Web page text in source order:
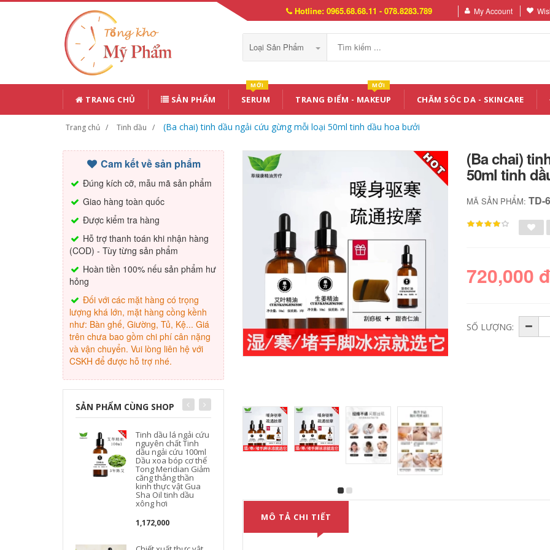
Hotline: 0965.68.68.11 - 078.8283.789 My Account
Loại Sản Phẩm
TRANG CHỦ SẢN PHẨM SERUM
MỚI
TRANG ĐIỂM - MAKEUP
MỚI
CHĂM SÓC DA - SKINCARE
Trang chủ Tinh dầu (Ba chai) tinh dầu ngải cứu gừng mỗi loại 50ml tinh dầu hoa bưởi
Cam kết về sản phẩm
Đúng kích cỡ, mẫu mã sản phẩm
Giao hàng toàn quốc
Được kiểm tra hàng
Hỗ trợ thanh toán khi nhận hàng
(COD) - Tùy từng sản phẩm
Hoàn tiền 100% nếu sản phẩm hư
hỏng
Đối với các mặt hàng có trọng
lượng khá lớn, mặt hàng cồng kềnh
như: Bàn ghế, Giường, Tủ, Kệ... Giá
trên chưa bao gồm chi phí cân nặng
và vận chuyển. Vui lòng liên hệ với
CSKH để được hỗ trợ nhé.
SẢN PHẨM CÙNG SHOP
Tinh dầu lá ngải cứu
nguyên chất Tinh
dầu ngải cứu 100ml
Dầu xoa bóp cơ thể
Tong Meridian Giảm
căng thẳng thần
kinh thực vật Gua
Sha Oil tinh dầu
xông hơi
1,172,000
Chiết xuất thực vật
tinh dầu sả chanh
100ml Xịt chống
bọ chét hương thơm
húng chanh
366,000
Chiết xuất thực vật
tinh dầu quế 100ml
cạo gió xoa bóp để
cải thiện làn da đầy
hơi và điều hòa tâm
trạng và dạ dày tinh
(Ba chai)
50ml tinh
MÃ SẢN PHẨM:TD-
720,000 đ
SỐ LƯỢNG:
MÔ TẢ CHI TIẾT